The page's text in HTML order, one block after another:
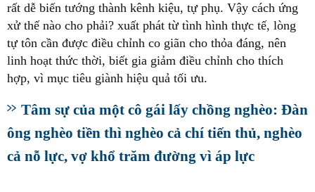
rất dễ biến tướng thành kênh kiệu, tự phụ. Vậy cách ứng
xử thế nào cho phải? xuất phát từ tình hình thực tế, lòng
tự tôn cần được điều chỉnh co giãn cho thỏa đáng, nên
linh hoạt thức thời, biết gia giảm điều chỉnh cho thích
hợp, vì mục tiêu giành hiệu quả tối ưu.
Tâm sự của một cô gái lấy chồng nghèo: Đàn
ông nghèo tiền thì nghèo cả chí tiến thủ, nghèo
cả nỗ lực, vợ khổ trăm đường vì áp lực